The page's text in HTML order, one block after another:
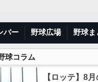
バー 野球広場 野球ま
球コラム
【ロッテ】8